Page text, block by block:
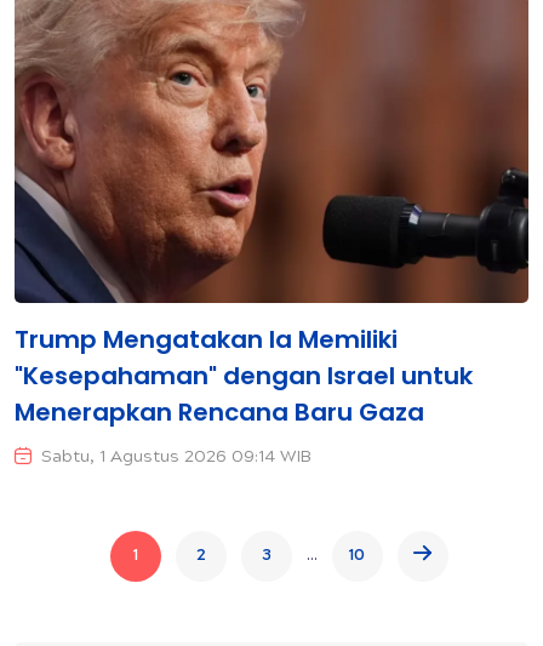
Trump Mengatakan Ia Memiliki
"Kesepahaman" dengan Israel untuk
Menerapkan Rencana Baru Gaza
Sabtu, 1 Agustus 2026 09:14 WIB
1 2 3 ... 10